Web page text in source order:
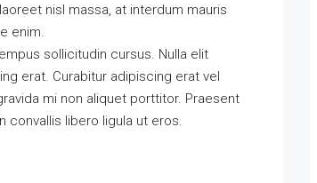
nisl massa, at interdum mauris
enim.
sollicitudin cursus. Nulla elit
erat. Curabitur adipiscing erat vel
mi non aliquet porttitor. Praesent
convallis libero ligula ut eros.